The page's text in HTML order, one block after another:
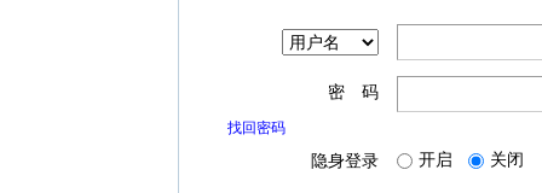
密 码
找回密码
隐身登录 开启 关闭